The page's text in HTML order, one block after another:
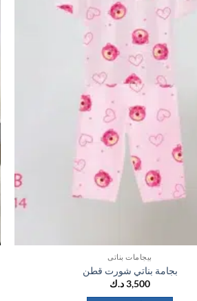
بيجامات بناتي
بجامة بناتي شورت قطن
3,500د.ك